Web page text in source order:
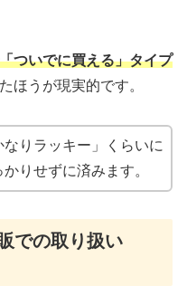
ついでに買える」タイプ
ほうが現実的です。
なりラッキー」くらいに
りせずに済みます。
での取り扱い